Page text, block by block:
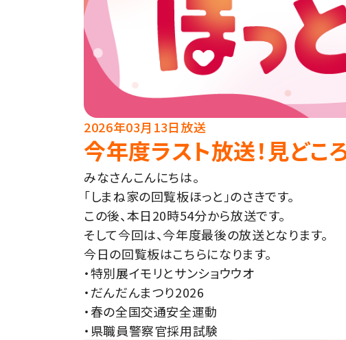
2026年03月13日放送
今年度ラスト放送！見どこ
みなさんこんにちは。
「しまね家の回覧板ほっと」のさきです。
この後、本日20時54分から放送です。
そして今回は、今年度最後の放送となります。
今日の回覧板はこちらになります。
・特別展イモリとサンショウウオ
・だんだんまつり2026
・春の全国交通安全運動
・ 県職員警察官採用試験